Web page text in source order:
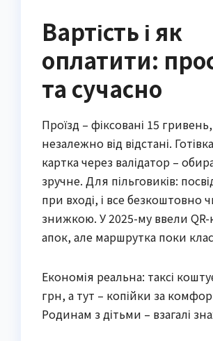
Вартість і як
оплатити:
та сучасно
Проїзд – фіксовані 15 гривень,
незалежно від відстані.
картка через валідатор –
зручне. Для пільговиків:
при вході, і все безкоштовно
знижкою. У 2025-му ввели
апок, але маршрутка поки
Економія реальна: таксі
грн, а тут – копійки за
Родинам з дітьми – взагалі